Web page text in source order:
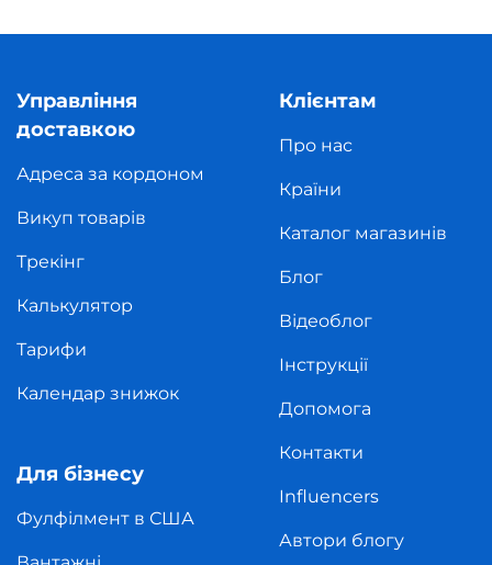
Управління
доставкою
Адреса за кордоном
Викуп товарів
Трекінг
Калькулятор
Тарифи
Календар знижок
Для бізнесу
Фулфілмент в США
Клієнтам
Про нас
Країни
Каталог магазинів
Блог
Відеоблог
Інструкції
Допомога
Контакти
Influencers
Автори блогу